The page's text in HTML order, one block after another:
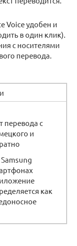
Voice удобен и
в один клик).
с носителями
перевода.
перевода с
и
как